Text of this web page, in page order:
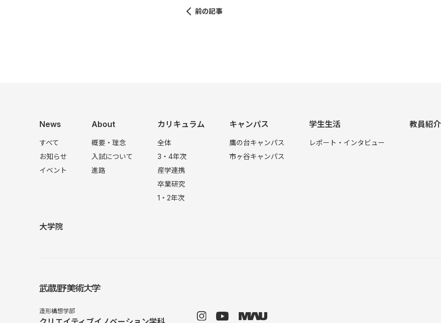
前の記事
News
すべて
お知らせ
イベント
About
概要・理念
入試について
進路
カリキュラム
全体
3・4年次
産学連携
卒業研究
1・2年次
キャンパス
鷹の台キャンパス
市ヶ谷キャンパス
学生生活
レポート・インタビュー
教員紹介
大学院
造形構想学部